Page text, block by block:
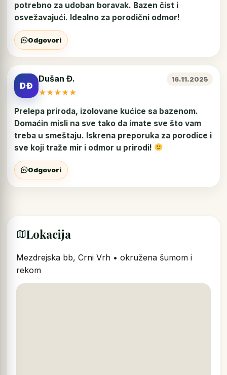
potrebno za udoban boravak. Bazen čist i
osvežavajući. Idealno za porodični odmor!
Odgovori
DĐ
Dušan Đ. 16.11.2025
★★★★★
Prelepa priroda, izolovane kućice sa bazenom.
Domaćin misli na sve tako da imate sve što vam
treba u smeštaju. Iskrena preporuka za porodice i
sve koji traže mir i odmor u prirodi!
Odgovori
Lokacija
Mezdrejska bb, Crni Vrh • okružena šumom i
rekom